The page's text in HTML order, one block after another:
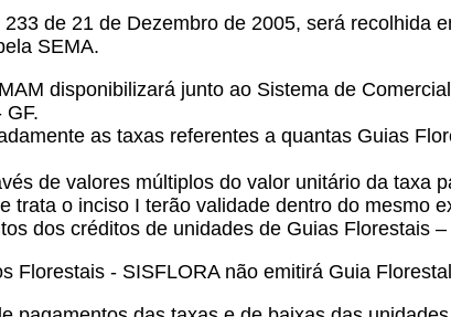
de 21 de Dezembro de 2005, será recolhida
SEMA.
disponibilizará junto ao Sistema de
GF.
as taxas referentes a quantas Guias
de valores múltiplos do valor unitário da taxa
trata o inciso I terão validade dentro do mesmo
dos créditos de unidades de Guias Florestais –
Florestais - SISFLORA não emitirá Guia